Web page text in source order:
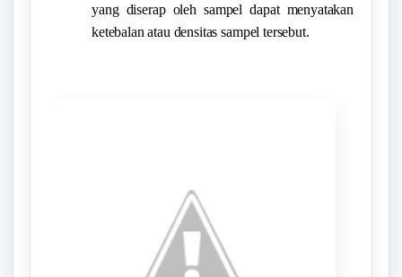
yang diserap oleh sampel dapat menyatakan
ketebalan atau densitas sampel tersebut.